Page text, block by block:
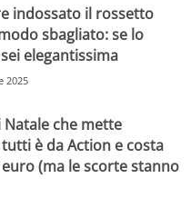
indossato il rossetto
sbagliato: se lo
elegantissima
2025
Natale che mette
tutti è da Action e costa
(ma le scorte stanno